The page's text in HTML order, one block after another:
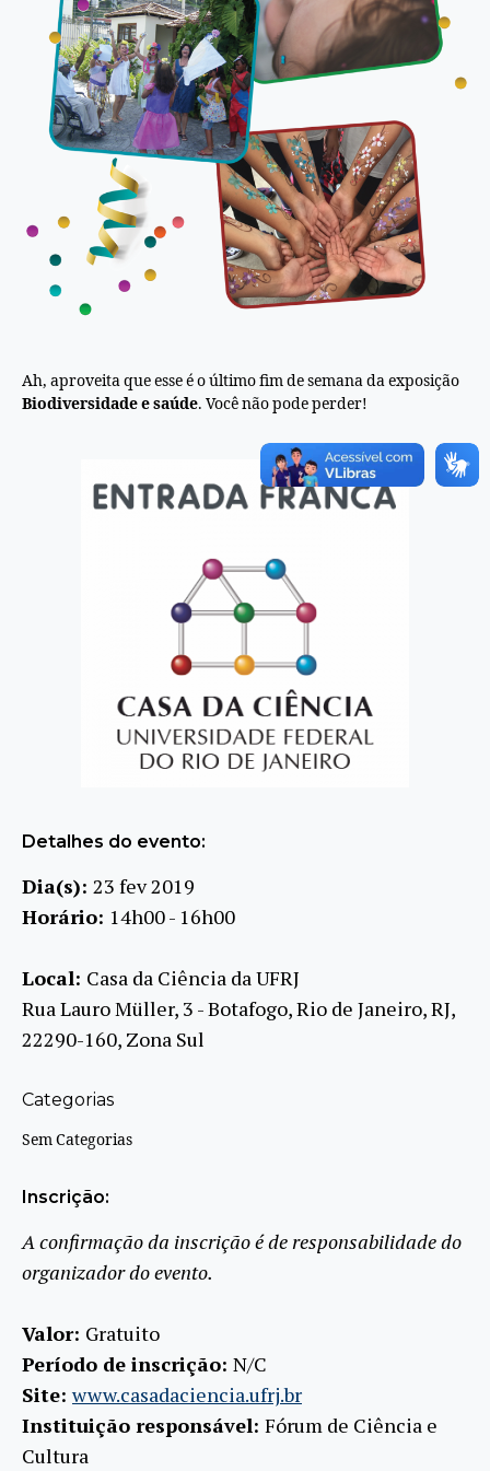
Ah, aproveita que esse é o último fim de semana da exposição
Biodiversidade e saúde. Você não pode perder!
Detalhes do evento:
Dia(s): 23 fev 2019
Horário: 14h00 - 16h00
Local: Casa da Ciência da UFRJ
Rua Lauro Müller, 3 - Botafogo, Rio de Janeiro, RJ,
22290-160, Zona Sul
Categorias
Sem Categorias
Inscrição:
A confirmação da inscrição é de responsabilidade do
organizador do evento.
Valor: Gratuito
Período de inscrição: N/C
Site:www.casadaciencia.ufrj.br
Instituição responsável: Fórum de Ciência e
Cultura